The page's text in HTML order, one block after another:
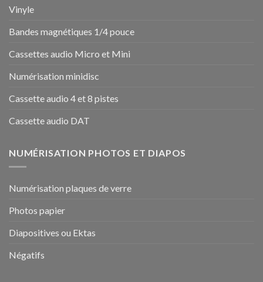
Vinyle
Bandes magnétiques 1/4 pouce
Cassettes audio Micro et Mini
Numérisation minidisc
Cassette audio 4 et 8 pistes
Cassette audio DAT
NUMÉRISATION PHOTOS ET DIAPOS
Numérisation plaques de verre
Photos papier
Diapositives ou Ektas
Négatifs